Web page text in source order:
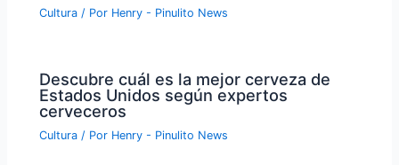
Cultura / Por Henry - Pinulito News
Descubre cuál es la mejor cerveza de
Estados Unidos según expertos
cerveceros
Cultura / Por Henry - Pinulito News